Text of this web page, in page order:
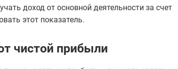
доход от основной деятельности за счет
этот показатель.
чистой прибыли